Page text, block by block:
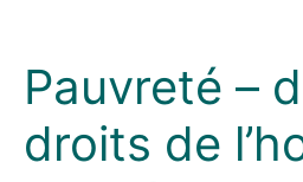
Pauvreté –
droits de